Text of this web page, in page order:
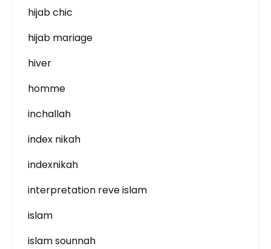
hijab chic
hijab mariage
hiver
homme
inchallah
index nikah
indexnikah
interpretation reve islam
islam
islam sounnah